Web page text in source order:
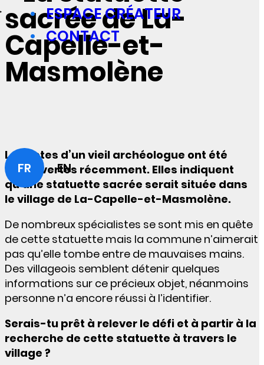
ESPACE CRÉATEUR
CONTACT
FR EN
sacrée de La-
Capelle-et-
Masmolène
Les notes d’un vieil archéologue ont été
découvertes récemment. Elles indiquent
qu’une statuette sacrée serait située dans
le village de La-Capelle-et-Masmolène.
De nombreux spécialistes se sont mis en quête
de cette statuette mais la commune n’aimerait
pas qu’elle tombe entre de mauvaises mains.
Des villageois semblent détenir quelques
informations sur ce précieux objet, néanmoins
personne n’a encore réussi à l’identifier.
Serais-tu prêt à relever le défi et à partir à la
recherche de cette statuette à travers le
village ?